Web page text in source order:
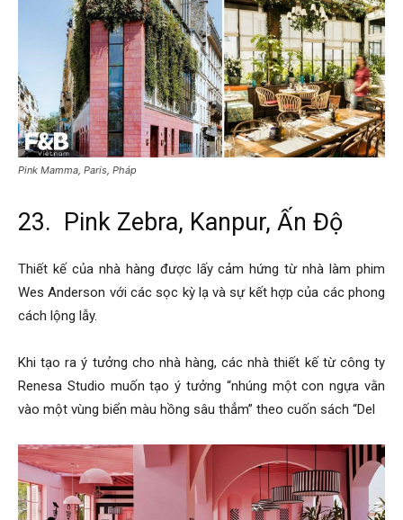
Pink Mamma, Paris, Pháp
23. Pink Zebra, Kanpur, Ấn Độ
Thiết kế của nhà hàng được lấy cảm hứng từ nhà làm phim
Wes Anderson với các sọc kỳ lạ và sự kết hợp của các phong
cách lộng lẫy.
Khi tạo ra ý tưởng cho nhà hàng, các nhà thiết kế từ công ty
Renesa Studio muốn tạo ý tưởng “nhúng một con ngựa vằn
vào một vùng biển màu hồng sâu thẳm” theo cuốn sách “Del